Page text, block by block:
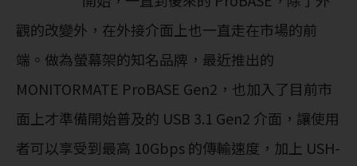
觀的改變外，在外接介面上也一直走在市場的前
端。做為螢幕架的知名品牌，最近推出的
MONITORMATE ProBASE Gen2，也加入了目前市
面上才準備開始普及的 USB 3.1 Gen2 介面，讓使用
者可以享受到最高 10Gbps 的傳輸速度，加上 USH-